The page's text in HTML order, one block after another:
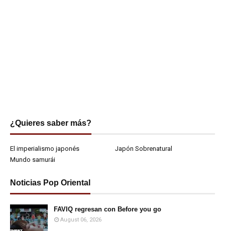
¿Quieres saber más?
El imperialismo japonés
Japón Sobrenatural
Mundo samurái
Noticias Pop Oriental
FAVIQ regresan con Before you go
August 06, 2026